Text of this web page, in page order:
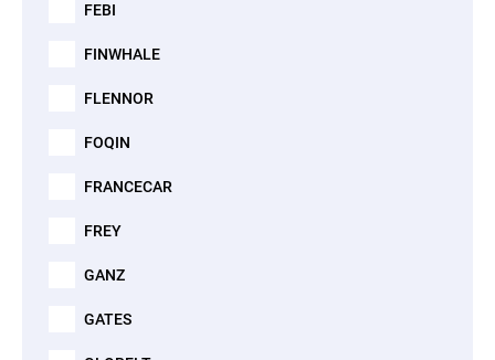
FEBI
FINWHALE
FLENNOR
FOQIN
FRANCECAR
FREY
GANZ
GATES